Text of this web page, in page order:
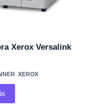
Xerox Versalink
,XEROX